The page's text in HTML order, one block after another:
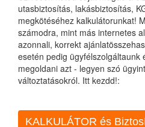
utasbiztosítás, lakásbiztosítás,
megkötéséhez kalkulátorunkat!
számodra, mint más internetes
azonnali, korrekt
esetén pedig ügyfélszolgáltaunk
megoldani azt - legyen szó
változtatásokról. Itt kezdd!:
KALKULÁTOR és